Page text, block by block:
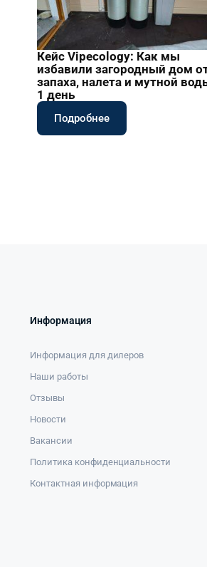
Кейс Vipecology: Как мы
избавили загородный дом
запаха, налета и мутной
1 день
Подробнее
Информация
Информация для дилеров
Наши работы
Отзывы
Новости
Вакансии
Политика конфиденциальности
Контактная информация